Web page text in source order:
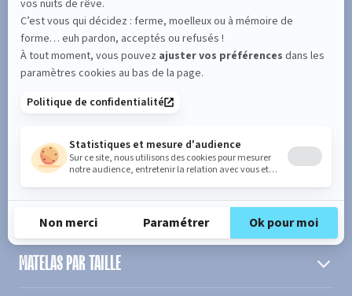
Entrez votre adresse email
S'inscrire
En cochant cette case, vous confirmez avoir plus de 16 ans et
acceptez de recevoir notre Newsletter incluant des informations
concernant les offres, services, produits ou évènements de Bultex
conformément à
notre politique de protection des données personnelles.
PRODUIT
MATELAS PAR TAILLE